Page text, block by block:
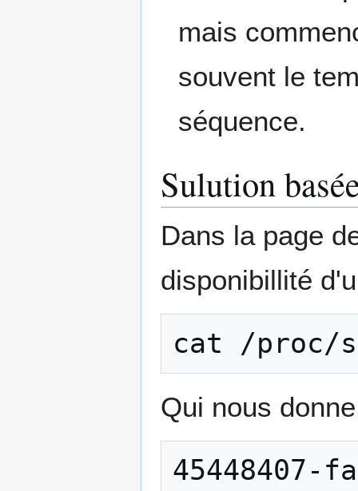
mais
souvent le
séquence.
Sulution
Dans la page
disponibillité
cat
Qui nous